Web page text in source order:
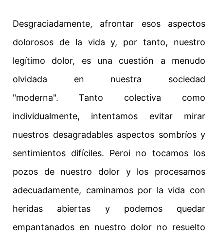
Desgraciadamente, afrontar esos aspectos
dolorosos de la vida y, por tanto, nuestro
legítimo dolor, es una cuestión a menudo
olvidada en nuestra sociedad
"moderna". Tanto colectiva como
individualmente, intentamos evitar mirar
nuestros desagradables aspectos sombríos y
sentimientos difíciles. Peroi no tocamos los
pozos de nuestro dolor y los procesamos
adecuadamente, caminamos por la vida con
heridas abiertas y podemos quedar
empantanados en nuestro dolor no resuelto